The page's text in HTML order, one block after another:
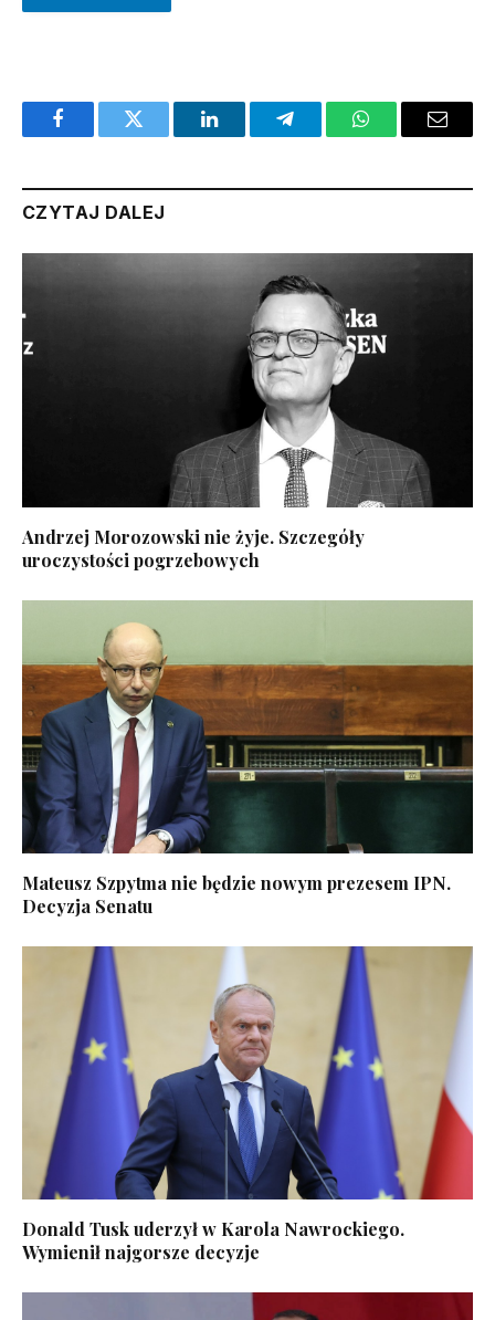
FacebookTwitter LinkedInTelegramWhatsAppEmail
CZYTAJ DALEJ
Andrzej Morozowski nie żyje. Szczegóły
uroczystości pogrzebowych
Mateusz Szpytma nie będzie nowym prezesem IPN.
Decyzja Senatu
Donald Tusk uderzył w Karola Nawrockiego.
Wymienił najgorsze decyzje